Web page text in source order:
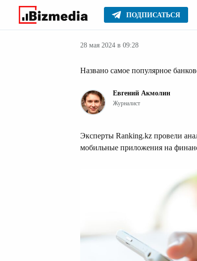
ПОДПИСАТЬСЯ
Главное Новости
28 мая 2024 в 09:28
Названо самое популярное
Евгений Акмолин
Журналист
Эксперты Ranking.kz провели
мобильные приложения на